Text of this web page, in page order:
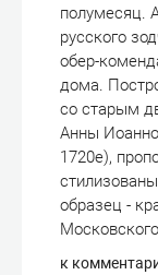
полумесяц.
русского
обер-
дома.
со старым
Анны
1720е),
образец -
к